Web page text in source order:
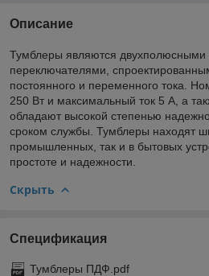
Описание
Тумблеры являются двухполюсными
переключателями,
постоянного и переменного тока.
250 Вт и максимальный ток 5 А, а
обладают высокой степенью
сроком службы. Тумблеры находят
промышленных, так и в бытовых
простоте и надежности.
Скрыть
Спецификация
Тумблеры ПДФ.pdf